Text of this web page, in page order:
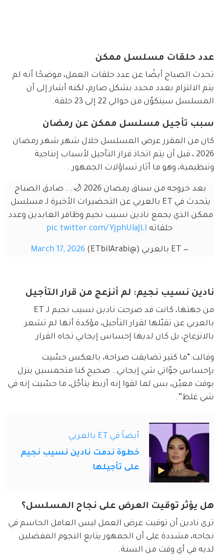
عدد حلقات مسلسل ممكن
تحدث الصباح أيضًا عن عدد حلقات العمل، موضحًا أنه لم
يتم الالتزام بعدد محدد بشكل صارم، لكنه أشار إلى أن
المسلسل سيتكوّن من حوالي 22 إلى 23 حلقة.
سبب تأجيل مسلسل ممكن عن رمضان
كان من المقرر عرض المسلسل خلال شهر شهر رمضان
2026 ، قبل أن يتم اتخاذ قرار التأجيل لأسباب إنتاجية
وتنظيمية، وهو ما أثار تساؤلات الجمهور .
بعد خروجه من سباق رمضان 2026 🌙... صادق الصباح
يتحدث في ET بالعربي عن التحضيرات الأخيرة لـ مسلسل
ممكن الذي يجمع نادين نسيب نجيم وظافر العابدين وعدد
حلقاته pic.twitter.com/YjphUlaJLI
— ET بالعربي (@ETbilArabi) March 17, 2026
نادين نسيب نجيم: لم أنزعج من قرار التأجيل
بالعربي عن تقبّلها لقرار التأجيل، مؤكدة أنها لم تشعر
بالانزعاج، بل كان لديها إحساس إيجابي تجاه القرار.
وقالت:“ما كتير تضايقت صراحة، بالعكس حسّيت
بإحساس جوّاتي شي إيجابي… صحيح كنا متحمسين ينزل
بوقت معيّن، بس لما لقوا إنه أزبط يتأجّل، ما حسّيت إنه في
شي غلط”.
أيضاً في ET بالعربي
خطوة ندمت نادين نسيب نجيم
على تأجيلها
هل يؤثر توقيت العرض على نجاح المسلسل؟
ترى نادين أن توقيت عرض العمل ليس العامل الحاسم في
نجاحه، مشددة على أن الجمهور يتابع النجوم المفضلين
لديه في أي وقت من السنة.